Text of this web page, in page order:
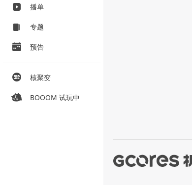
播单
专题
预告
核聚变
BOOOM 试玩中